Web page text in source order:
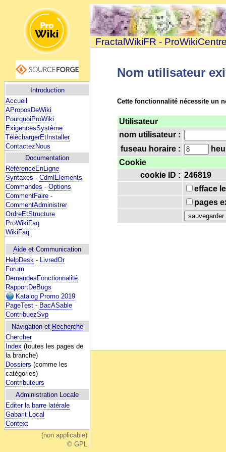
Introduction
Accueil
AProposDeWiki
PourquoiProWiki
ExigencesSystème
TéléchargerEtInstaller
ContactezNous
Documentation
RéférenceEnLigne
Syntaxes - CdmlElements
Commandes - Options
CommentFaire -
CommentAdministrer
OrdreEtStructure
ProWikiFaq
WikiFaq
Aide et Communication
HelpDesk - LivredOr
Forum
DemandesFonctionnalité
RapportDeBugs
Katalog Promo 2019
PageTest - BacASable
ContribuezSvp
Navigation et Recherche
Chercher
Index (toutes les pages de
la branche)
Dossiers (comme les
catégories)
Contributeurs
Administration Locale
Editer la barre latérale
Gabarit Local
Context
(non applicable)
© GPL
FractalWikiFR -
Nom utilisateur
Cette fonctionnalité nécessite un
Utilisateur
nom utilisateur :
fuseau horaire :
Cookie
cookie ID : 246819
efface
pages